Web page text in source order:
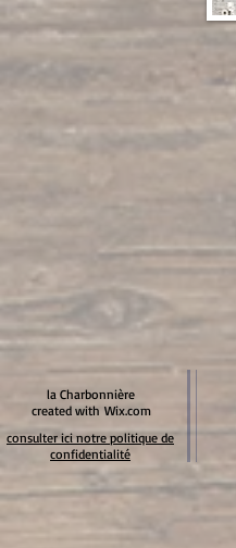
la Charbonnière
created with Wix.com
consulter ici notre politique de
confidentialité